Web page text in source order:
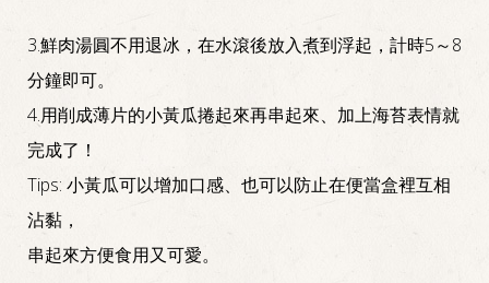
3.鮮肉湯圓不用退冰，在水滾後放入煮到浮起，計時5～8
分鐘即可。
4.用削成薄片的小黃瓜捲起來再串起來、加上海苔表情就
完成了！
Tips: 小黃瓜可以增加口感、也可以防止在便當盒裡互相
沾黏，
串起來方便食用又可愛。